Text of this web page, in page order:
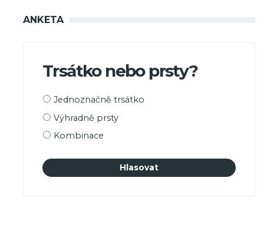
ANKETA
Trsátko nebo prsty?
Možnosti
Jednoznačně trsátko
Výhradně prsty
Kombinace